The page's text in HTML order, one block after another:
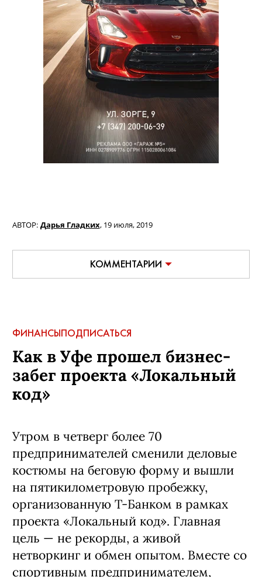
АВТОР: Дарья Гладких, 19 июля, 2019
КОММЕНТАРИИ
ФИНАНСЫПОДПИСАТЬСЯ
Как в Уфе прошел бизнес-
забег проекта «Локальный
код»
Утром в четверг более 70
предпринимателей сменили деловые
костюмы на беговую форму и вышли
на пятикилометровую пробежку,
организованную Т-Банком в рамках
проекта «Локальный код». Главная
цель — не рекорды, а живой
нетворкинг и обмен опытом. Вместе со
спортивным предпринимателем,